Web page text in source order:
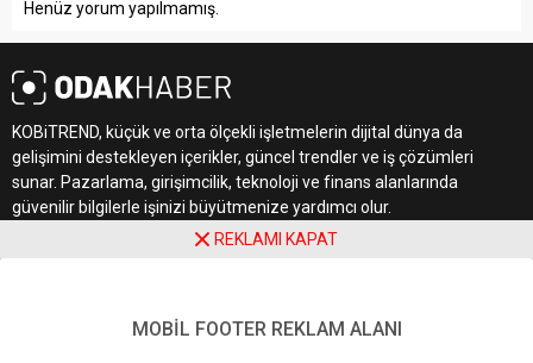
Henüz yorum yapılmamış.
KOBiTREND, küçük ve orta ölçekli işletmelerin dijital dünya da
gelişimini destekleyen içerikler, güncel trendler ve iş çözümleri
sunar. Pazarlama, girişimcilik, teknoloji ve finans alanlarında
güvenilir bilgilerle işinizi büyütmenize yardımcı olur.
REKLAMI KAPAT
MOBİL FOOTER REKLAM ALANI